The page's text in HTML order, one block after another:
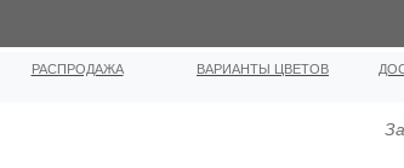
РАСПРОДАЖА ВАРИАНТЫ ЦВЕТОВ